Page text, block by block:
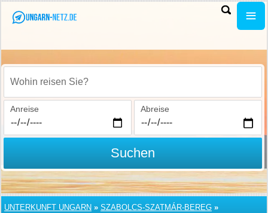
Wohin reisen Sie?
Anreise Abreise
Suchen
UNTERKUNFT UNGARN » SZABOLCS-SZATMÁR-BEREG »